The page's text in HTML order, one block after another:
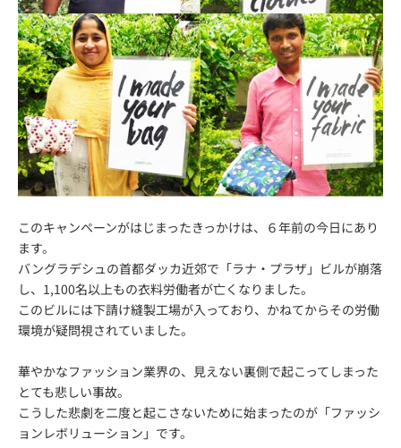
このキャンペーンがはじまったきっかけは、６年前の今日にあり
ます。
バングラデシュの首都ダッカ近郊で「ラナ・プラザ」ビルが崩落
し、1,100名以上もの衣料労働者が亡くなりました。
このビルには下請け縫製工場が入っており、かねてからその労働
環境が疑問視されていました。
華やかなファッション業界の、見えない裏側で起こってしまった
とても悲しい事故。
こうした悲劇を二度と起こさないために始まったのが「ファッシ
ョンレボリューション」です。